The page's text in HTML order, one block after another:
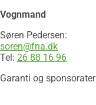
Vognmand
Søren Pedersen:
soren@fna.dk
Tel: 26 88 16 96
Garanti og sponsorater